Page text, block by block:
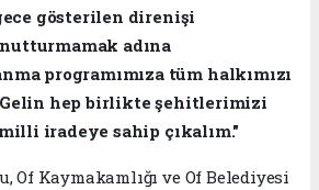
gösterilen direnişi
adına
programımıza tüm halkımızı
hep birlikte şehitlerimizi
iradeye sahip çıkalım."
Of Kaymakamlığı ve Of Belediyesi